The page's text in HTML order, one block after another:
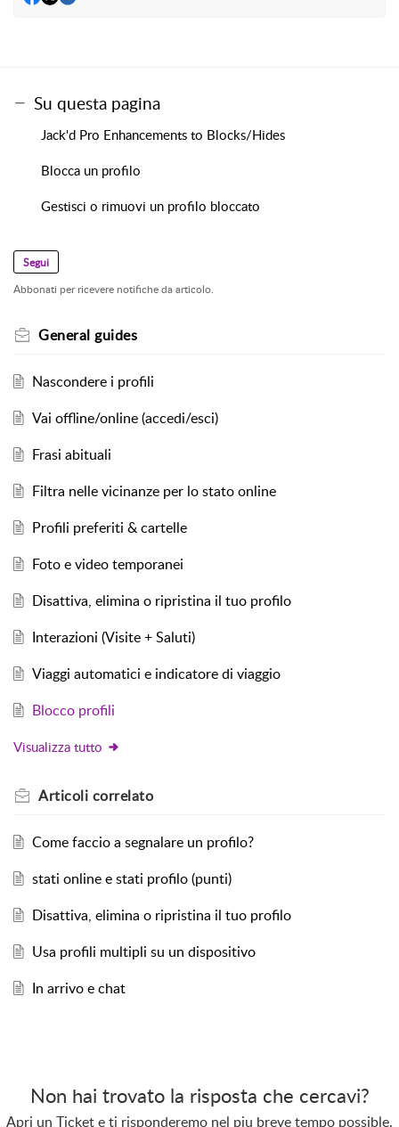
Su questa pagina
Jack'd Pro Enhancements to Blocks/Hides
Blocca un profilo
Gestisci o rimuovi un profilo bloccato
Segui
Abbonati per ricevere notifiche da articolo.
General guides
Nascondere i profili
Vai offline/online (accedi/esci)
Frasi abituali
Filtra nelle vicinanze per lo stato online
Profili preferiti & cartelle
Foto e video temporanei
Disattiva, elimina o ripristina il tuo profilo
Interazioni (Visite + Saluti)
Viaggi automatici e indicatore di viaggio
Blocco profili
Visualizza tutto
Articoli correlato
Come faccio a segnalare un profilo?
stati online e stati profilo (punti)
Disattiva, elimina o ripristina il tuo profilo
Usa profili multipli su un dispositivo
In arrivo e chat
Non hai trovato la risposta che cercavi?
Apri un Ticket e ti risponderemo nel piu breve tempo possible.